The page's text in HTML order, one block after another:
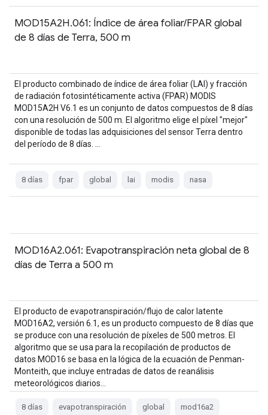
MOD15A2H.061: Índice de área foliar/FPAR global
de 8 días de Terra, 500 m
El producto combinado de índice de área foliar (LAI) y fracción
de radiación fotosintéticamente activa (FPAR) MODIS
MOD15A2H V6.1 es un conjunto de datos compuestos de 8 días
con una resolución de 500 m. El algoritmo elige el píxel "mejor"
disponible de todas las adquisiciones del sensor Terra dentro
del período de 8 días. …
8 días fpar global lai modis nasa
MOD16A2.061: Evapotranspiración neta global de 8
días de Terra a 500 m
El producto de evapotranspiración/flujo de calor latente
MOD16A2, versión 6.1, es un producto compuesto de 8 días que
se produce con una resolución de píxeles de 500 metros. El
algoritmo que se usa para la recopilación de productos de
datos MOD16 se basa en la lógica de la ecuación de Penman-
Monteith, que incluye entradas de datos de reanálisis
meteorológicos diarios…
8 días evapotranspiración global mod16a2